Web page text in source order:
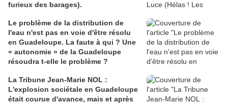
furieux des barages).
Le problème de la distribution de
l'eau n'est pas en voie d'être résolu
en Guadeloupe. La faute à qui ? Une
« autonomie » de la Guadeloupe
résoudra t-elle le problème ?
La Tribune Jean-Marie NOL :
L'explosion sociétale en Guadeloupe
était courue d'avance, mais et après